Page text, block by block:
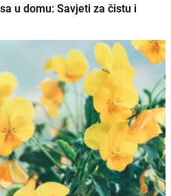
u domu: Savjeti za čistu i